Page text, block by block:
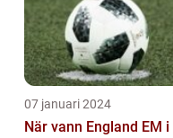
07 januari 2024
När vann England EM i